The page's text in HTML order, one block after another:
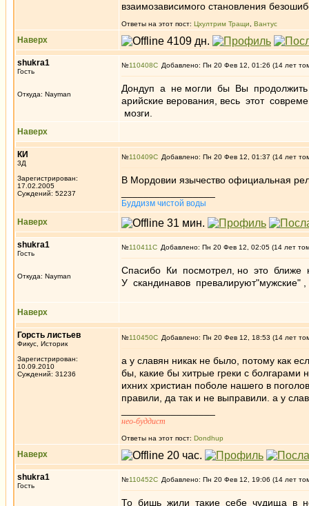
взаимозависимого становления
Ответы на этот пост: Цхултрим Тращи Вантус
Наверх
shukra1
Гость
Откуда: Nayman
№110408 Добавлено: Пн 20 Фев 12, 01:26 (14 лет
Дондуп а не могли бы Вы
арийские верования, весь этот
мозги.
Наверх
КИ
3Д
Зарегистрирован:
17.02.2005
Суждений: 52237
№110409 Добавлено: Пн 20 Фев 12, 01:37 (14 лет
В Мордовии язычество официальная
Буддизм чистой воды
Наверх
shukra1
Гость
Откуда: Nayman
№110411 Добавлено: Пн 20 Фев 12, 02:05 (14 лет
Спасибо Ки посмотрел, но это ближе к
У скандинавов превалируют"мужские"
Наверх
Горсть листьев
Фикус, Историк
Зарегистрирован:
10.09.2010
Суждений: 31236
№110450 Добавлено: Пн 20 Фев 12, 18:53 (14 лет
а у славян никак не было, потому как
бы, какие бы хитрые греки с болгарами
ихних христиан поболе нашего в
правили, да так и не выправили. а у
нео-буддист
Ответы на этот пост: Dondhup
Наверх
shukra1
Гость
№110452 Добавлено: Пн 20 Фев 12, 19:06 (14 лет
То бишь жили такие себе чудища в